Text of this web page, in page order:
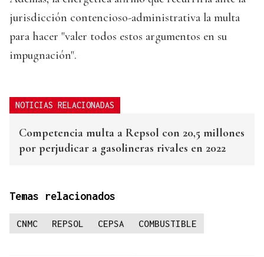
jurisdicción contencioso-administrativa la multa
para hacer "valer todos estos argumentos en su
impugnación".
NOTICIAS RELACIONADAS
Competencia multa a Repsol con 20,5 millones
por perjudicar a gasolineras rivales en 2022
Temas relacionados
CNMC REPSOL CEPSA COMBUSTIBLE